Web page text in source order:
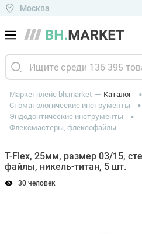
Москва
Маркетплейс bh.market Каталог
Стоматологические инструменты
Эндодонтические инструменты
Флексмастеры, флексофайлы
T-Flex, 25мм, размер 03/15,
файлы, никель-титан, 5 шт.
30 человек